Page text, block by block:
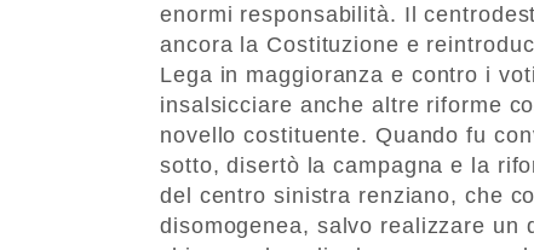
enormi responsabilità. Il
ancora la Costituzione e
Lega in maggioranza e contro i
insalsicciare anche altre riforme
novello costituente. Quando fu
sotto, disertò la campagna e la
del centro sinistra renziano, che
disomogenea, salvo realizzare un